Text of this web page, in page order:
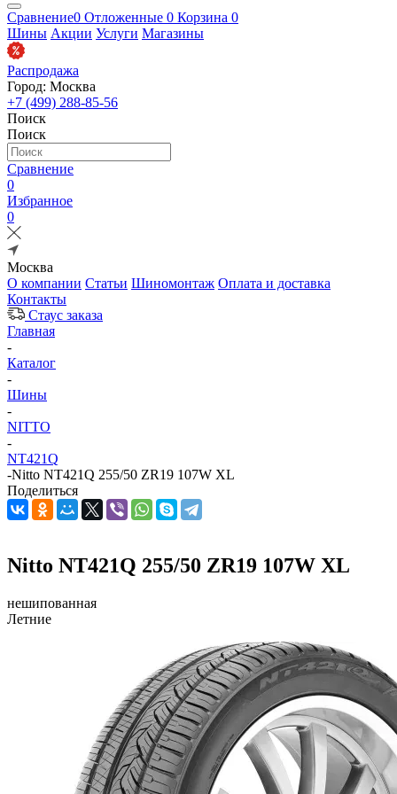
Сравнение0 Отложенные 0 Корзина 0
Шины Акции Услуги Магазины
Распродажа
Город: Москва
+7 (499) 288-85-56
Поиск
Поиск
Сравнение
0
Избранное
0
Москва
О компании Статьи Шиномонтаж Оплата и доставка
Контакты
Стаус заказа
Главная
-
Каталог
-
Шины
-
NITTO
-
NT421Q
-Nitto NT421Q 255/50 ZR19 107W XL
Поделиться
Nitto NT421Q 255/50 ZR19 107W XL
нешипованная
Летние